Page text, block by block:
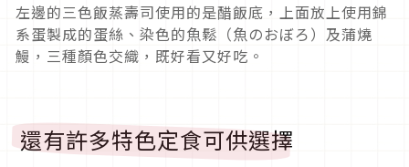
左邊的三色飯蒸壽司使用的是醋飯底，上面放上使用錦
系蛋製成的蛋絲、染色的魚鬆（魚のおぼろ）及蒲燒
鰻，三種顏色交織，既好看又好吃。
還有許多特色定食可供選擇